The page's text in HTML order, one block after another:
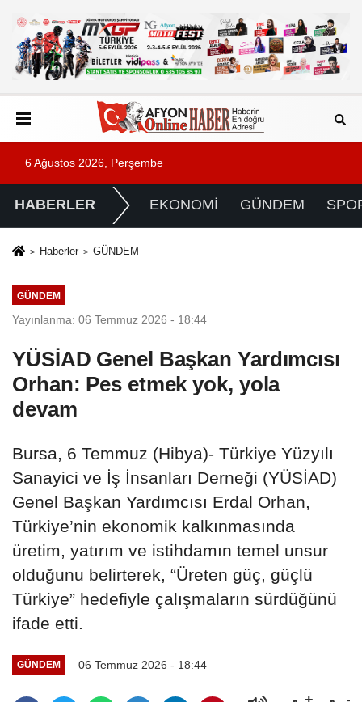
6 Ağustos 2026, Perşembe
HABERLER EKONOMİ GÜNDEM
Haberler GÜNDEM
GÜNDEM
Yayınlanma: 06 Temmuz 2026 - 18:44
YÜSİAD Genel Başkan Yardımcısı
Orhan: Pes etmek yok, yola
devam
Bursa, 6 Temmuz (Hibya)- Türkiye Yüzyılı
Sanayici ve İş İnsanları Derneği (YÜSİAD)
Genel Başkan Yardımcısı Erdal Orhan,
Türkiye’nin ekonomik kalkınmasında
üretim, yatırım ve istihdamın temel unsur
olduğunu belirterek, “Üreten güç, güçlü
Türkiye” hedefiyle çalışmaların sürdüğünü
ifade etti.
GÜNDEM 06 Temmuz 2026 - 18:44